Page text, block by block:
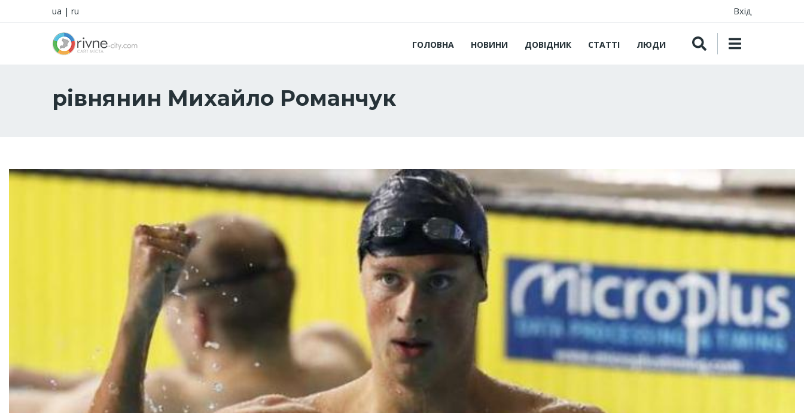
ua | ru Вхід
ГОЛОВНА НОВИНИ ДОВІДНИК СТАТТІ ЛЮДИ
рівнянин Михайло Романчук